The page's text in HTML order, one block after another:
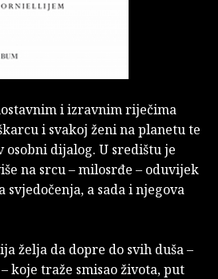
i izravnim riječima
i svakoj ženi na planetu te
dijalog. U središtu je
na srcu – milosrđ­e – oduvijek
a sada i njegova
želja da dopre do svih duša –
koje traže smisao života, put